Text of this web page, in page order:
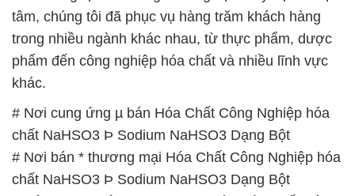
# Nơi cung ứng µ bán Hóa Chất Công Nghiệp hóa
chất NaHSO3 Þ Sodium NaHSO3 Dạng Bột
# Nơi bán * thương mại Hóa Chất Công Nghiệp hóa
chất NaHSO3 Þ Sodium NaHSO3 Dạng Bột
# Công ty chuyên kinh doanh ♯ bán Hóa Chất Công
Nghiệp hóa chất NaHSO3 Þ Sodium NaHSO3 Dạng
Bột
# Nơi bán ○ thương mại Hóa Chất Công Nghiệp